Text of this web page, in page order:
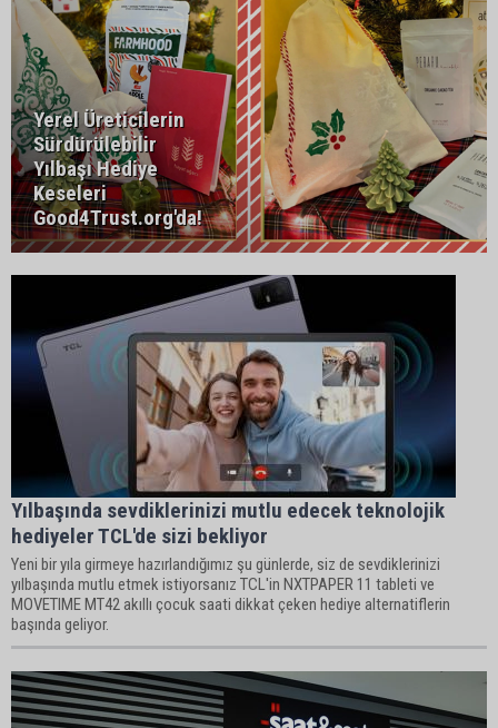
Yerel Üreticilerin
Sürdürülebilir
Yılbaşı Hediye
Keseleri
Good4Trust.org'da!
Yılbaşında sevdiklerinizi mutlu edecek teknolojik
hediyeler TCL'de sizi bekliyor
Yeni bir yıla girmeye hazırlandığımız şu günlerde, siz de sevdiklerinizi
yılbaşında mutlu etmek istiyorsanız TCL'in NXTPAPER 11 tableti ve
MOVETIME MT42 akıllı çocuk saati dikkat çeken hediye alternatiflerin
başında geliyor.